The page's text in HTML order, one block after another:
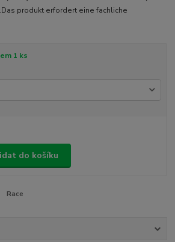
produkt erfordert eine fachliche
1 ks
do košíku
Race